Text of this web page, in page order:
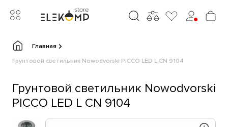
Главная
Грунтовой светильник Nowodvorski PICCO LED L CN 9104
Грунтовой светильник Nowodvorski
PICCO LED L CN 9104